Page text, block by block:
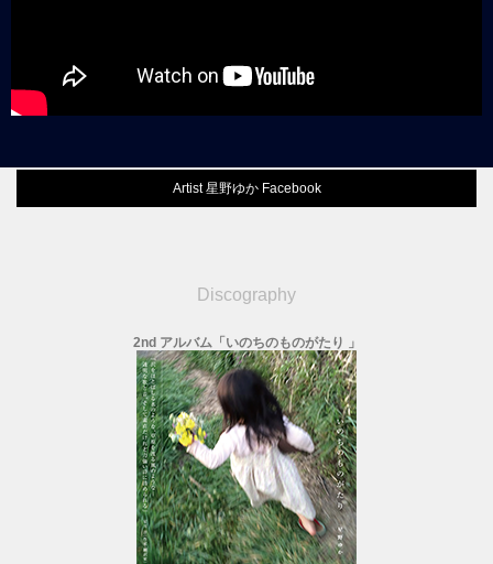
Artist 星野ゆか Facebook
Discography
2nd アルバム「いのちのものがたり 」